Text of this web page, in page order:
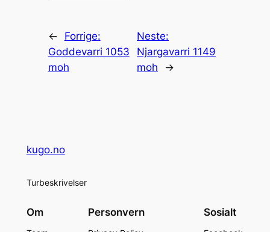
←
Forrige:
Goddevarri 1053
moh
Neste:
Njargavarri 1149
moh
→
kugo.no
Turbeskrivelser
Om Personvern Sosialt